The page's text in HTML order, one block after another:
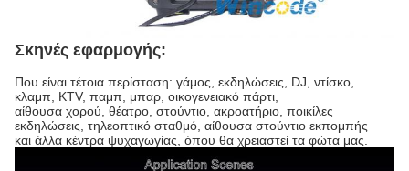
Σκηνές εφαρμογής:
Που είναι τέτοια περίσταση: γάμος, εκδηλώσεις, DJ, ντίσκο,
κλαμπ, KTV, παμπ, μπαρ, οικογενειακό πάρτι,
αίθουσα χορού, θέατρο, στούντιο, ακροατήριο, ποικίλες
εκδηλώσεις, τηλεοπτικό σταθμό, αίθουσα στούντιο εκπομπής
και άλλα κέντρα ψυχαγωγίας, όπου θα χρειαστεί τα φώτα μας.